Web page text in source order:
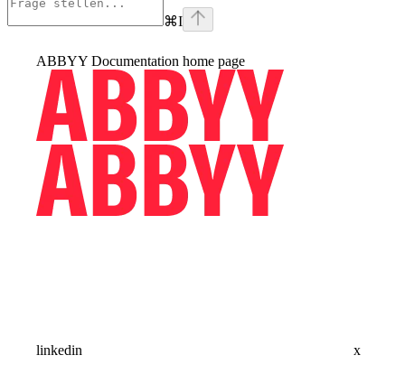
⌘I
ABBYY Documentation home page
linkedin x